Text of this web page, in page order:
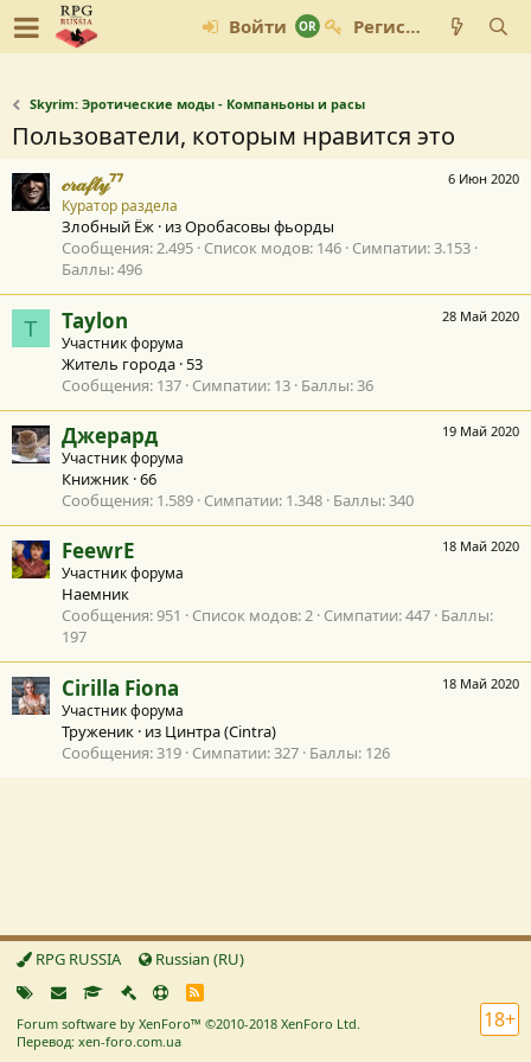
Войти Регистрация
Skyrim: Эротические моды - Компаньоны и расы
Пользователи, которым нравится это
6 Июн 2020
𝒸𝓇𝒶𝒻𝓉𝓎⁷⁷
Куратор раздела
Злобный Ёж · изОробасовы фьорды
Сообщения 2.495 Список модов 146 Симпатии 3.153
Баллы 496
T
28 Май 2020
Taylon
Участник форума
Житель города ·53
Сообщения 137 Симпатии 13 Баллы 36
19 Май 2020
Джерард
Участник форума
Книжник ·66
Сообщения 1.589 Симпатии 1.348 Баллы 340
18 Май 2020
FeewrE
Участник форума
Наемник
Сообщения 951 Список модов 2 Симпатии 447 Баллы
197
18 Май 2020
Cirilla Fiona
Участник форума
Труженик · из Цинтра (Cintra)
Сообщения 319 Симпатии 327 Баллы 126
RPG RUSSIA Russian (RU)
R
S
18+
Forum software by XenForo™ ©2010-2018 XenForo Ltd.
Перевод: xen-foro.com.ua